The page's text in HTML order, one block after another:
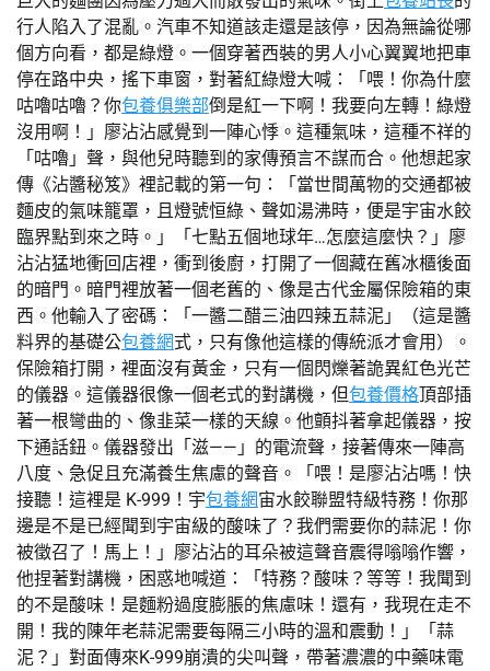
行人陷入了混亂。汽車不知道該走還是該停，因為無論從哪
個方向看，都是綠燈。一個穿著西裝的男人小心翼翼地把車
停在路中央，搖下車窗，對著紅綠燈大喊：「喂！你為什麼
咕嚕咕嚕？你包養俱樂部倒是紅一下啊！我要向左轉！綠燈
沒用啊！」廖沾沾感覺到一陣心悸。這種氣味，這種不祥的
「咕嚕」聲，與他兒時聽到的家傳預言不謀而合。他想起家
傳《沾醬秘笈》裡記載的第一句：「當世間萬物的交通都被
麵皮的氣味籠罩，且燈號恒綠、聲如湯沸時，便是宇宙水餃
臨界點到來之時。」「七點五個地球年…怎麼這麼快？」廖
沾沾猛地衝回店裡，衝到後廚，打開了一個藏在舊冰櫃後面
的暗門。暗門裡放著一個老舊的、像是古代金屬保險箱的東
西。他輸入了密碼：「一醬二醋三油四辣五蒜泥」（這是醬
料界的基礎公包養網式，只有像他這樣的傳統派才會用）。
保險箱打開，裡面沒有黃金，只有一個閃爍著詭異紅色光芒
的儀器。這儀器很像一個老式的對講機，但包養價格頂部插
著一根彎曲的、像韭菜一樣的天線。他顫抖著拿起儀器，按
下通話鈕。儀器發出「滋——」的電流聲，接著傳來一陣高
八度、急促且充滿養生焦慮的聲音。「喂！是廖沾沾嗎！快
接聽！這裡是 K-999！宇包養網宙水餃聯盟特級特務！你那
邊是不是已經聞到宇宙級的酸味了？我們需要你的蒜泥！你
被徵召了！馬上！」廖沾沾的耳朵被這聲音震得嗡嗡作響，
他捏著對講機，困惑地喊道：「特務？酸味？等等！我聞到
的不是酸味！是麵粉過度膨脹的焦慮味！還有，我現在走不
開！我的陳年老蒜泥需要每隔三小時的溫和震動！」「蒜
泥？」對面傳來K-999崩潰的尖叫聲，帶著濃濃的中藥味電